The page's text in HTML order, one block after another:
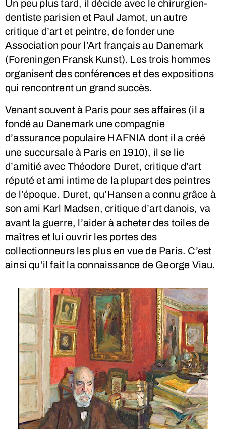
Un peu plus tard, il décide avec le chirurgien-
dentiste parisien et Paul Jamot, un autre
critique d’art et peintre, de fonder une
Association pour l’Art français au Danemark
(Foreningen Fransk Kunst). Les trois hommes
organisent des conférences et des expositions
qui rencontrent un grand succès.
Venant souvent à Paris pour ses affaires (il a
fondé au Danemark une compagnie
d’assurance populaire HAFNIA dont il a créé
une succursale à Paris en 1910), il se lie
d’amitié avec Théodore Duret, critique d’art
réputé et ami intime de la plupart des peintres
de l’époque. Duret, qu’Hansen a connu grâce à
son ami Karl Madsen, critique d’art danois, va
avant la guerre, l’aider à acheter des toiles de
maîtres et lui ouvrir les portes des
collectionneurs les plus en vue de Paris. C’est
ainsi qu’il fait la connaissance de George Viau.